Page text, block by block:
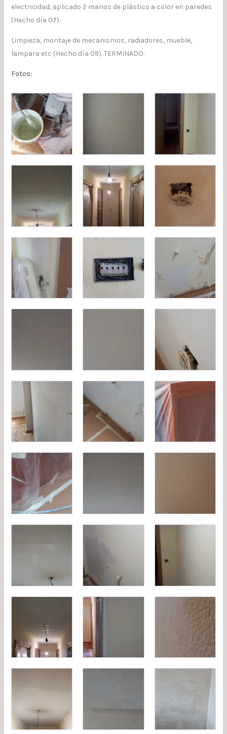
electricidad, aplicado 2 manos de plástico a color en paredes
(Hecho día 07).
Limpieza, montaje de mecanismos, radiadores, mueble,
lampara etc (Hecho día 09). TERMINADO.
Fotos: